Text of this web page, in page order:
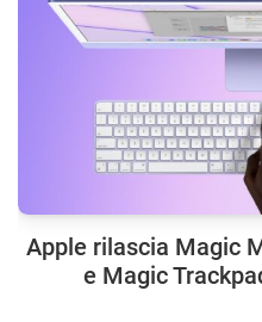
Apple rilascia Magic
e Magic